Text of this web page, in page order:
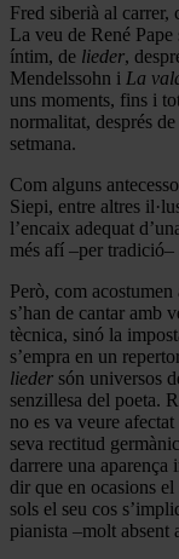
Fred siberià al carrer,
La veu de René
íntim, de lieder,
Mendelssohn i La
uns moments, fins i
normalitat, després
setmana.
Com alguns
Siepi, entre altres
l’encaix adequat
més afí –per tradició–
Però, com
s’han de cantar amb
tècnica, sinó la
s’empra en un
lieder són universos
senzillesa del poeta.
no es va veure
seva rectitud
darrere una aparença
dir que en ocasions
sols el seu cos
pianista –molt absent